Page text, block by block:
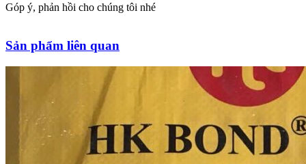
Góp ý, phản hồi cho chúng tôi nhé
Sản phẩm liên quan